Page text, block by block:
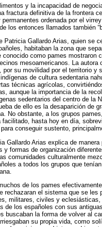
y la incapacidad de
fractura definitiva de la frontera
ordenada por el
los entonces llamados también
Patricia Gallardo Arias, quien se
habitaban la zona que
como pames mostraron
mesoamericanos. La
su movilidad por el territorio
de cultura sedentaria
técnicas agrícolas,
aunque la importancia de la
sedentarios del centro de la
de ello es la desaparición de
No obstante, a los grupos
hasta hoy en día,
conseguir sustento,
Gallardo Arias explica de
y formas de organización
comunidades culturalmente
a todos los grupos que
de los pames
rechazaran el sistema que se
militares, civiles y
de los españoles con sus
buscaban la forma de volver al
su propia vida, como